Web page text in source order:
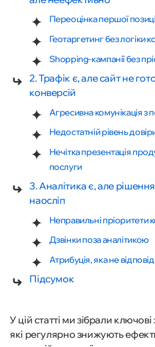
Переоцінка першої
Геотаргетинг без логіки
Shopping-кампанії без
2. Трафік є, але сайт не
конверсій
Агресивна комунікація з
Недостатній рівень
Нечітка презентація
послуги
3. Аналітика є, але
наосліп
Неправильні пріоритети
Дзвінки поза аналітикою
Атрибуція, яка не
Підсумок
У цій статті ми зібрали
які регулярно знижують